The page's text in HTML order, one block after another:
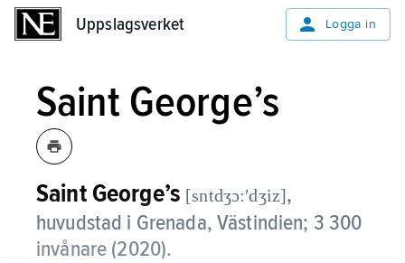
Uppslagsverket Logga in
Saint George’s
Saint George’s [sntdʒɔ:ʹdʒiz],
huvudstad i Grenada, Västindien; 3 300
invånare (2020).